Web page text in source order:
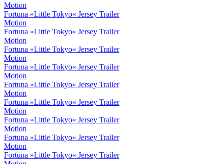
Motion
Fortuna »Little Tokyo« Jersey Trailer
Motion
Fortuna »Little Tokyo« Jersey Trailer
Motion
Fortuna »Little Tokyo« Jersey Trailer
Motion
Fortuna »Little Tokyo« Jersey Trailer
Motion
Fortuna »Little Tokyo« Jersey Trailer
Motion
Fortuna »Little Tokyo« Jersey Trailer
Motion
Fortuna »Little Tokyo« Jersey Trailer
Motion
Fortuna »Little Tokyo« Jersey Trailer
Motion
Fortuna »Little Tokyo« Jersey Trailer